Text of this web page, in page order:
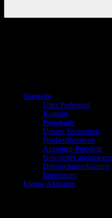
Startseite
Über Pedestrial
Kontakt
Protokolle
Unsere Sponsoren
Werbeoffensiven
Anzeigen-Preisliste
Newsletter abonnieren
Datenschutzerklärung
Impressum
Eigene Aktionen